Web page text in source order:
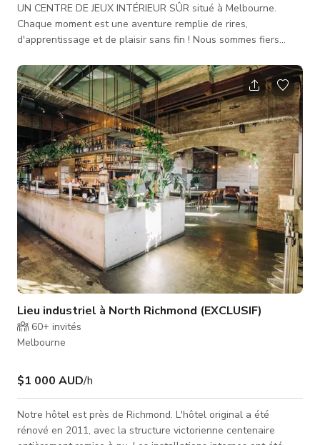
UN CENTRE DE JEUX INTÉRIEUR SÛR situé à Melbourne.
Chaque moment est une aventure remplie de rires,
d'apprentissage et de plaisir sans fin ! Nous sommes fiers
d'une atmosphère confortable pendant que leurs enfants
jouent librement dans une aire de jeux propre et sécurisée.
L'espace ouvert de 1 400 m² comprend une énorme structure
de jeu avec un toboggan à 3 pistes, un parc de trampolines de
14 m et des paniers de baske
Lieu industriel à North Richmond (EXCLUSIF)
60+ invités
Melbourne
$1 000 AUD/h
Notre hôtel est près de Richmond. L'hôtel original a été
rénové en 2011, avec la structure victorienne centenaire